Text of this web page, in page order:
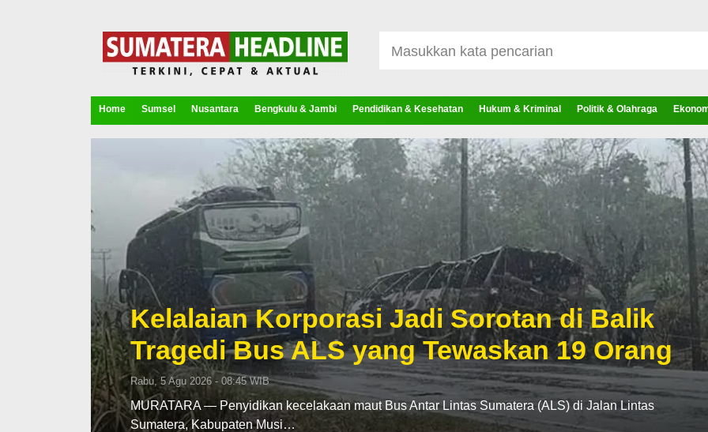
Home Sumsel Nusantara Bengkulu & Jambi Pendidikan & Kesehatan Hukum & Kriminal Politik & Olahraga
Kelalaian Korporasi Jadi Sorotan di Balik
Tragedi Bus ALS yang Tewaskan 19 Orang
Rabu, 5 Agu 2026 - 08:45 WIB
MURATARA — Penyidikan kecelakaan maut Bus Antar Lintas Sumatera (ALS) di Jalan Lintas
Sumatera, Kabupaten Musi…